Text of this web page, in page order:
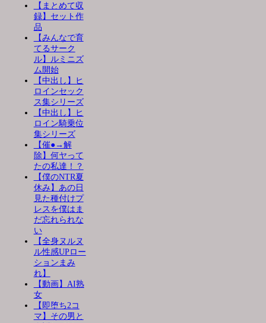
【まとめて収
録】セット作
品
【みんなで育
てるサーク
ル】ルミニズ
ム開始
【中出し】ヒ
ロインセック
ス集シリーズ
【中出し】ヒ
ロイン騎乗位
集シリーズ
【催●→解
除】何ヤって
たの私達！？
【僕のNTR夏
休み】あの日
見た種付けプ
レスを僕はま
だ忘れられな
い
【全身ヌルヌ
ル性感UPロー
ションまみ
れ】
【動画】AI熟
女
【即堕ち2コ
マ】その男と